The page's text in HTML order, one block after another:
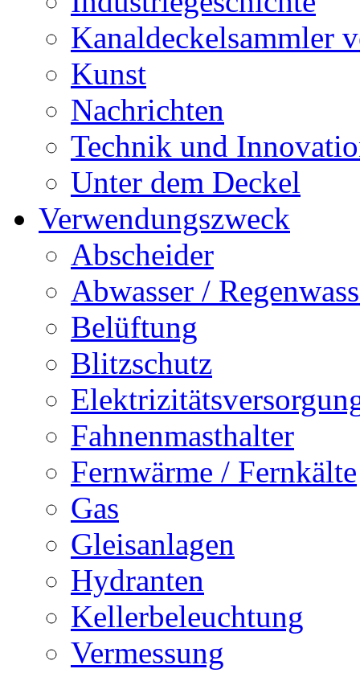
Kanaldeckelsammler
Kunst
Nachrichten
Technik und
Unter dem Deckel
Verwendungszweck
Abscheider
Abwasser /
Belüftung
Blitzschutz
Fahnenmasthalter
Fernwärme / Fernkälte
Gas
Gleisanlagen
Hydranten
Kellerbeleuchtung
Vermessung